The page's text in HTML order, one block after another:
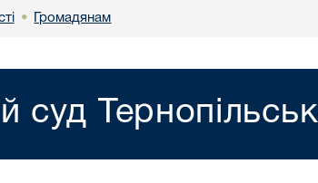
• Громадянам